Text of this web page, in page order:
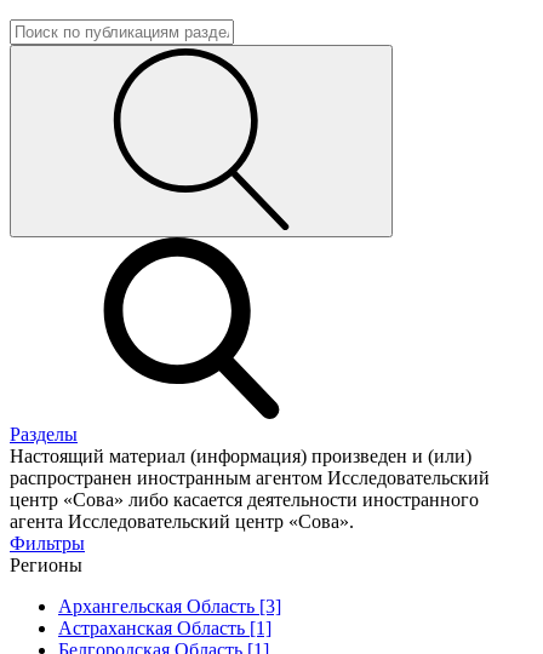
Разделы
Настоящий материал (информация) произведен и (или)
распространен иностранным агентом Исследовательский
центр «Сова» либо касается деятельности иностранного
агента Исследовательский центр «Сова».
Фильтры
Регионы
Архангельская Область [3]
Астраханская Область [1]
Белгородская Область [1]